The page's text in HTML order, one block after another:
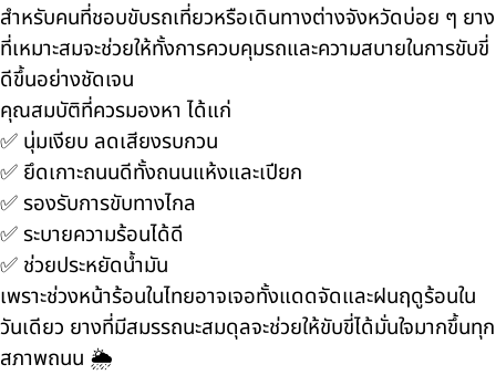
สำหรับคนที่ชอบขับรถเที่ยวหรือเดินทางต่างจังหวัดบ่อย ๆ ยาง
ที่เหมาะสมจะช่วยให้ทั้งการควบคุมรถและความสบายในการขับขี่
ดีขึ้นอย่างชัดเจน
คุณสมบัติที่ควรมองหา ได้แก่
✅ นุ่มเงียบ ลดเสียงรบกวน
✅ ยึดเกาะถนนดีทั้งถนนแห้งและเปียก
✅ รองรับการขับทางไกล
✅ ระบายความร้อนได้ดี
✅ ช่วยประหยัดน้ำมัน
เพราะช่วงหน้าร้อนในไทยอาจเจอทั้งแดดจัดและฝนฤดูร้อนใน
วันเดียว ยางที่มีสมรรถนะสมดุลจะช่วยให้ขับขี่ได้มั่นใจมากขึ้นทุก
สภาพถนน 🌦️